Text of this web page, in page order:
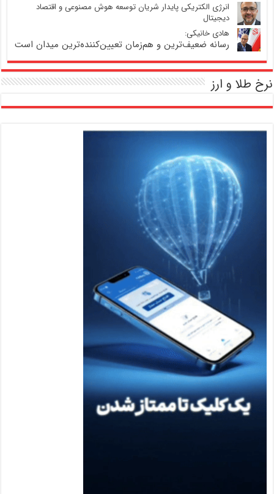
انرژی الکتریکی پایدار شریان توسعه هوش مصنوعی و اقتصاد
دیجیتال
هادی خانیکی:
رسانه ضعیف‌ترین و هم‌زمان تعیین‌کننده‌ترین میدان است
نرخ طلا و ارز